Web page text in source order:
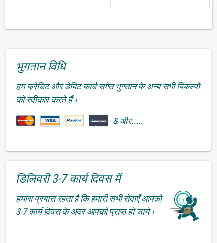
भुगतान विधि
हम क्रेडिट और डेबिट कार्ड समेत भुगतान के अन्य सभी विकल्पों
को स्वीकार करते हैं।
& और.....
डिलिवरी 3-7 कार्य दिवस में
हमारा प्रयास रहता है कि हमारी सभी सेवाएँ आपको
3-7 कार्य दिवस के अंदर आपको प्राप्त हो जाये।